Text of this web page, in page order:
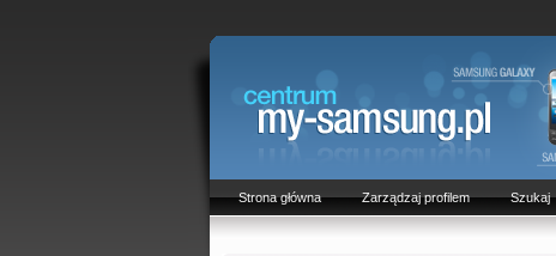
Strona główna Zarządzaj profilem Szukaj